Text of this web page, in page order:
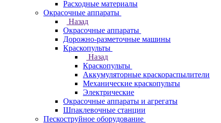
Расходные материалы
Окрасочные аппараты
Назад
Окрасочные аппараты
Дорожно-разметочные машины
Краскопульты
Назад
Краскопульты
Аккумуляторные краскораспылители
Механические краскопульты
Электрические
Окрасочные аппараты и агрегаты
Шпаклевочные станции
Пескоструйное оборудование